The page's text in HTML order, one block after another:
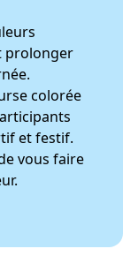
prolonger
colorée
et festif.
vous faire